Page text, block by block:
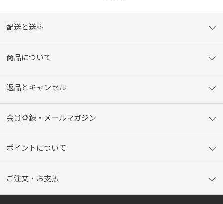
配送と送料
商品について
返品とキャンセル
会員登録・メールマガジン
ポイントについて
ご注文・お支払